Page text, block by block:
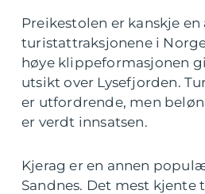
Preikestolen er kanskje
turistattraksjonene i
høye klippeformasjonen
utsikt over Lysefjorden.
er utfordrende, men
er verdt innsatsen.
Kjerag er en annen
Sandnes. Det mest kjente